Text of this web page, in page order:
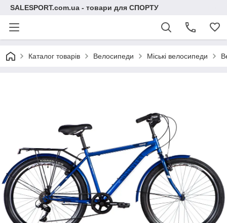
SALESPORT.com.ua - товари для СПОРТУ
Каталог товарів Велосипеди Міські велосипеди